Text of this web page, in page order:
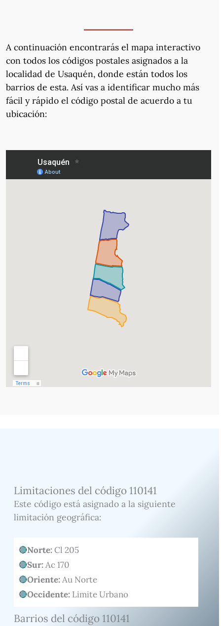
A continuación encontrarás el mapa interactivo
con todos los códigos postales asignados a la
localidad de Usaquén, donde están todos los
barrios de esta. Así vas a identificar mucho más
fácil y rápido el código postal de acuerdo a tu
ubicación:
Limitaciones del código 110141
Este código está asignado a la siguiente
limitación geográfica:
Norte:Cl 205
Sur:Ac 170
Oriente:Au Norte
Occidente:Limite Urbano
Barrios del código 110141